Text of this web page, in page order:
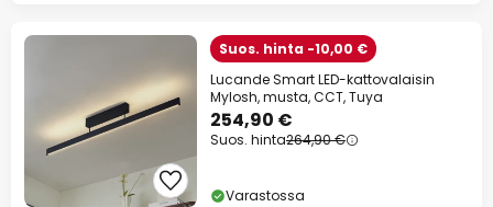
Suos. hinta -10,00 €
Lucande Smart LED-kattovalaisin
Mylosh, musta, CCT, Tuya
254,90 €
Suos. hinta264,90 €
Varastossa